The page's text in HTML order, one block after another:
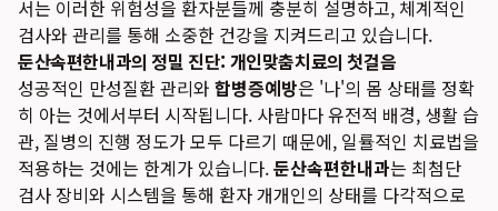
서는 이러한 위험성을 환자분들께 충분히 설명하고, 체계적인
검사와 관리를 통해 소중한 건강을 지켜드리고 있습니다.
둔산속편한내과의 정밀 진단: 개인맞춤치료의 첫걸음
성공적인 만성질환 관리와 합병증예방은 '나'의 몸 상태를 정확
히 아는 것에서부터 시작됩니다. 사람마다 유전적 배경, 생활 습
관, 질병의 진행 정도가 모두 다르기 때문에, 일률적인 치료법을
적용하는 것에는 한계가 있습니다.둔산속편한내과는 최첨단
검사 장비와 시스템을 통해 환자 개개인의 상태를 다각적으로